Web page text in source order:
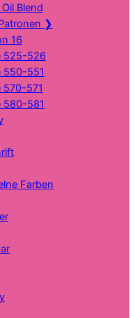
Blend
❯
16
525-526
550-551
570-571
580-581
Farben